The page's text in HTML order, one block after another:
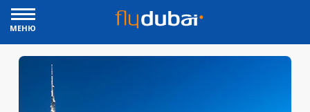
МЕНЮ